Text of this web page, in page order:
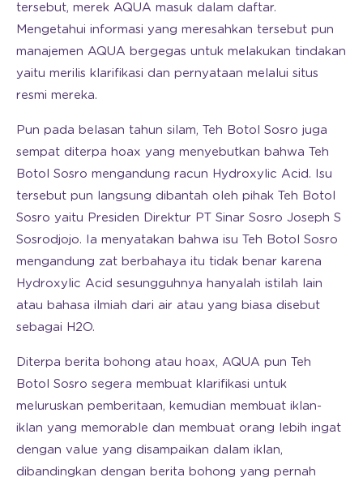
tersebut, merek AQUA masuk dalam daftar.
Mengetahui informasi yang meresahkan tersebut pun
manajemen AQUA bergegas untuk melakukan tindakan
yaitu merilis klarifikasi dan pernyataan melalui situs
resmi mereka.
Pun pada belasan tahun silam, Teh Botol Sosro juga
sempat diterpa hoax yang menyebutkan bahwa Teh
Botol Sosro mengandung racun Hydroxylic Acid. Isu
tersebut pun langsung dibantah oleh pihak Teh Botol
Sosro yaitu Presiden Direktur PT Sinar Sosro Joseph S
Sosrodjojo. Ia menyatakan bahwa isu Teh Botol Sosro
mengandung zat berbahaya itu tidak benar karena
Hydroxylic Acid sesungguhnya hanyalah istilah lain
atau bahasa ilmiah dari air atau yang biasa disebut
sebagai H2O.
Diterpa berita bohong atau hoax, AQUA pun Teh
Botol Sosro segera membuat klarifikasi untuk
meluruskan pemberitaan, kemudian membuat iklan-
iklan yang memorable dan membuat orang lebih ingat
dengan value yang disampaikan dalam iklan,
dibandingkan dengan berita bohong yang pernah